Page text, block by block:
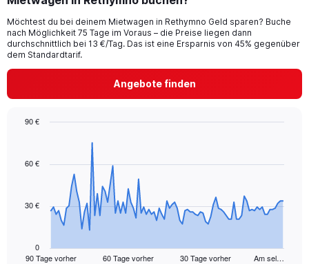
Möchtest du bei deinem Mietwagen in Rethymno Geld sparen? Buche
nach Möglichkeit 75 Tage im Voraus – die Preise liegen dann
durchschnittlich bei 13 €/Tag. Das ist eine Ersparnis von 45% gegenüber
dem Standardtarif.
Angebote finden
data
The
90 Tage vorher 60 Tage vorher 30 Tage vorher Am sel…
0
30 €
60 €
90 €
End